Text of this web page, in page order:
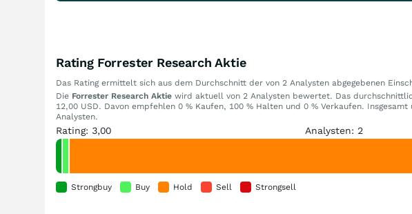
Rating Forrester Research Aktie
Das Rating ermittelt sich aus dem Durchschnitt der von 2 Analysten abgegebenen
Die Forrester Research Aktie wird aktuell von 2 Analysten bewertet. Das
12,00 USD. Davon empfehlen 0 % Kaufen, 100 % Halten und 0 % Verkaufen.
Analysten.
Rating: 3,00 Analysten: 2
Strongbuy Buy Hold Sell Strongsell